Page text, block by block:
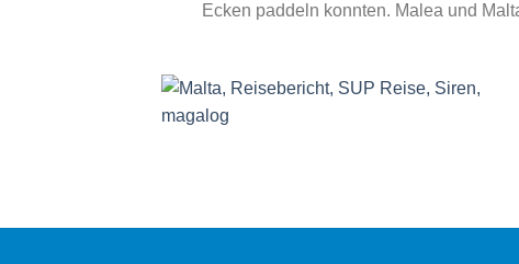
Ecken paddeln konnten. Malea und